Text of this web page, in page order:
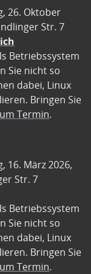
26. Oktober
Str. 7
Betriebssystem
Sie nicht so
dabei, Linux
Bringen Sie
Termin.
16. März 2026,
Str. 7
Betriebssystem
Sie nicht so
dabei, Linux
Bringen Sie
Termin.